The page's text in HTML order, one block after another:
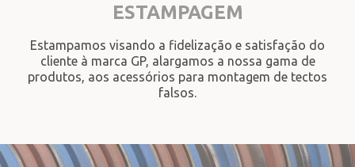
ESTAMPAGEM
Estampamos visando a fidelização e satisfação do
cliente à marca GP, alargamos a nossa gama de
produtos, aos acessórios para montagem de tectos
falsos.